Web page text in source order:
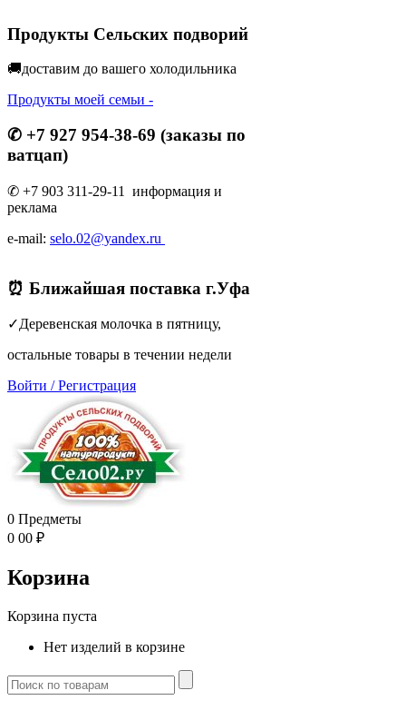
Продукты Сельских подворий
🚚доставим до вашего холодильника
Продукты моей семьи -
✆ +7 927 954-38-69 (заказы по
ватцап)
✆ +7 903 311-29-11 информация и
реклама
e-mail: selo.02@yandex.ru
⏰ Ближайшая поставка г.Уфа
✓Деревенская молочка в пятницу,
остальные товары в течении недели
Войти /Регистрация
0 Предметы
0 00 ₽
Корзина
Корзина пуста
Нет изделий в корзине